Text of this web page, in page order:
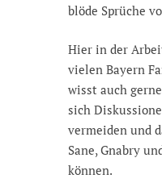
blöde Sprüche
Hier in der
vielen Bayern
wisst auch
sich
vermeiden und
Sane, Gnabry
können.